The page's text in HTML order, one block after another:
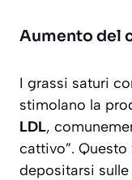
Aumento del
I grassi saturi
stimolano la
LDL,
cattivo”.
depositarsi